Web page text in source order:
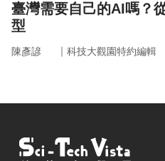
臺灣需要自己的AI嗎？
型
陳彥諺 ｜ 科技大觀園特約編輯